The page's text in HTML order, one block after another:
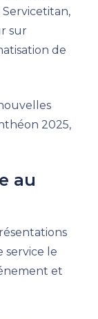
sur
de
2025,
au
service le
et